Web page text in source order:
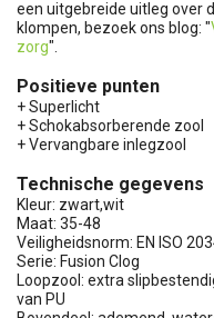
een uitgebreide uitleg over
klompen, bezoek ons blog: "
zorg".
Positieve punten
+ Superlicht
+ Schokabsorberende zool
+ Vervangbare inlegzool
Technische gegevens
Kleur: zwart,wit
Maat: 35-48
Veiligheidsnorm: EN ISO
Serie: Fusion Clog
Loopzool: extra
van PU